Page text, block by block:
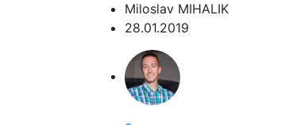
Miloslav MIHALIK
28.01.2019